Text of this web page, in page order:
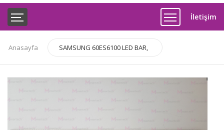
İletişim
Anasayfa SAMSUNG 60ES6100 LED BAR,